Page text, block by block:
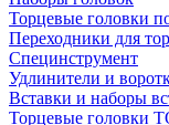
Торцевые головки
Переходники для
Специнструмент
Удлинители и
Вставки и наборы
Торцевые головки